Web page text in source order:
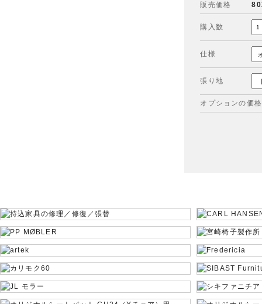
販売価格
購入数
仕様
張り地
オプションの価